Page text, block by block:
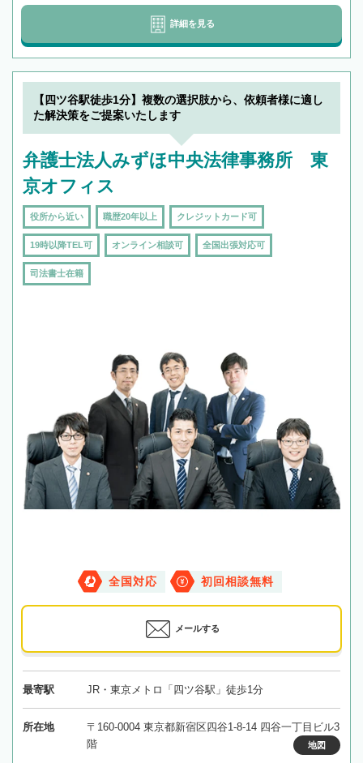
詳細を見る
【四ツ谷駅徒歩1分】複数の選択肢から、依頼者様に適し
た解決策をご提案いたします
弁護士法人みずほ中央法律事務所 東
京オフィス
役所から近い 職歴20年以上 クレジットカード可
19時以降TEL可 オンライン相談可 全国出張対応可
司法書士在籍
全国対応 初回相談無料
メールする
最寄駅 JR・東京メトロ「四ツ谷駅」徒歩1分
所在地
〒160-0004 東京都新宿区四谷1-8-14 四谷一丁目ビル3
階
地図